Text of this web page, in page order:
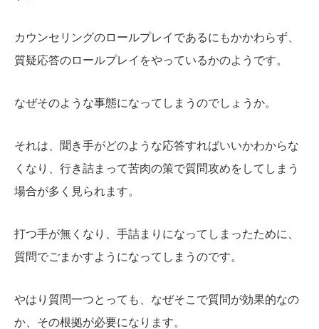
カウンセリングのロールプレイであるにもかかわらず、
質疑応答のロールプレイをやっているかのようです。
なぜそのような事態になってしまうのでしょうか。
それは、聞き手がどのような応答すればいいかわからな
くなり、行き詰まって苦肉の策で質問攻めをしてしまう
場合が多く見られます。
打つ手が無くなり、手詰まりになってしまったために、
質問でごまかすようになってしまうのです。
やはり質問一つとっても、なぜそこで質問が効果的なの
か、その根拠が必要になります。